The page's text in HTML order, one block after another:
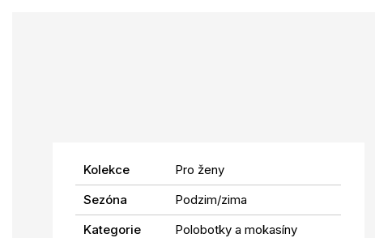
Kolekce
Pro ženy
Sezóna
Podzim/zima
Kategorie
Polobotky a mokasíny